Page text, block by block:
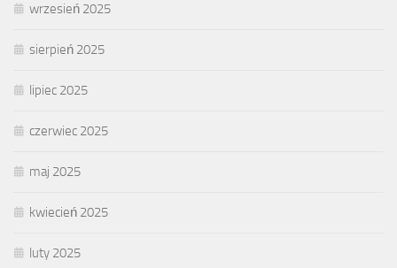
wrzesień 2025
sierpień 2025
lipiec 2025
czerwiec 2025
maj 2025
kwiecień 2025
luty 2025